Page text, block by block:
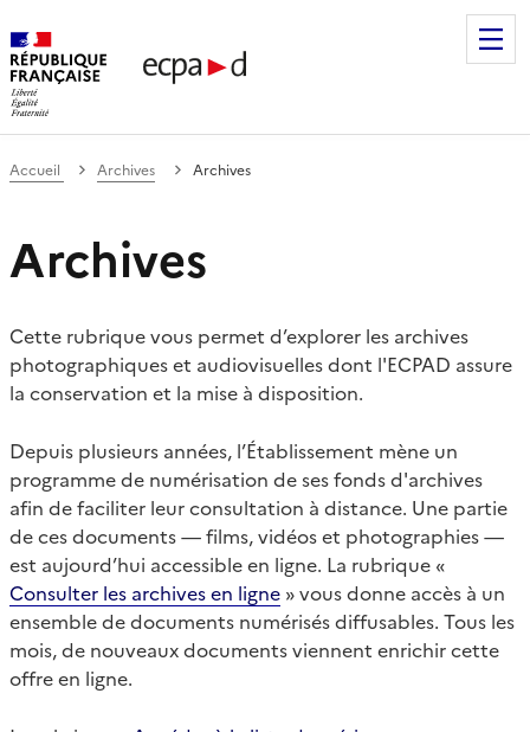
de communication et de production
Accueil Archives Archives
Archives
Cette rubrique vous permet d’explorer les archives
photographiques et audiovisuelles dont l'ECPAD assure
la conservation et la mise à disposition.
Depuis plusieurs années, l’Établissement mène un
programme de numérisation de ses fonds d'archives
afin de faciliter leur consultation à distance. Une partie
de ces documents — films, vidéos et photographies —
est aujourd’hui accessible en ligne. La rubrique «
Consulter les archives en ligne » vous donne accès à un
ensemble de documents numérisés diffusables. Tous les
mois, de nouveaux documents viennent enrichir cette
offre en ligne.